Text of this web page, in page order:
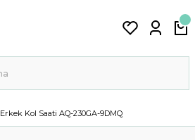
Erkek Kol Saati AQ-230GA-9DMQ